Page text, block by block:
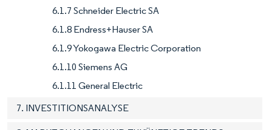
6.1.7 Schneider Electric SA
6.1.8 Endress+Hauser SA
6.1.9 Yokogawa Electric Corporation
6.1.10 Siemens AG
6.1.11 General Electric
7. INVESTITIONSANALYSE